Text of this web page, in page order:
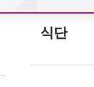
식단